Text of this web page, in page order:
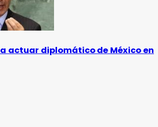
actuar diplomático de México en